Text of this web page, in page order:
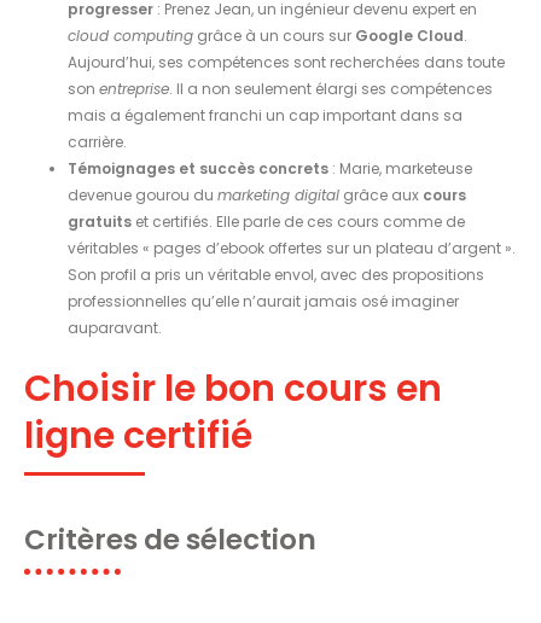
progresser : Prenez Jean, un ingénieur devenu expert en
cloud computing grâce à un cours sur Google Cloud.
Aujourd’hui, ses compétences sont recherchées dans toute
son entreprise. Il a non seulement élargi ses compétences
mais a également franchi un cap important dans sa
carrière.
Témoignages et succès concrets : Marie, marketeuse
devenue gourou du marketing digital grâce aux cours
gratuits et certifiés. Elle parle de ces cours comme de
véritables « pages d’ebook offertes sur un plateau d’argent ».
Son profil a pris un véritable envol, avec des propositions
professionnelles qu’elle n’aurait jamais osé imaginer
auparavant.
Choisir le bon cours en
ligne certifié
Critères de sélection